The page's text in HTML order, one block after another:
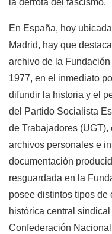
la derrota del fascismo.
En España, hoy
Madrid, hay que
archivo de la
1977, en el inmediato
difundir la historia y el
del Partido Socialista
de Trabajadores
archivos personales e
documentación
resguardada en la
posee distintos tipos
histórica central
Confederación